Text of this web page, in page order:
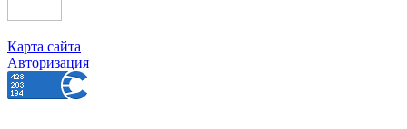
Карта сайта
Авторизация